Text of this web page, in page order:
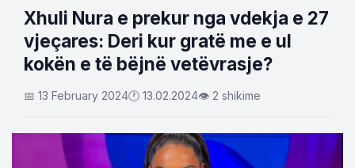
Xhuli Nura e prekur nga vdekja e 27
vjeçares: Deri kur gratë me e ul
kokën e të bëjnë vetëvrasje?
📅 13 February 2024🕐 13.02.2024👁 2 shikime